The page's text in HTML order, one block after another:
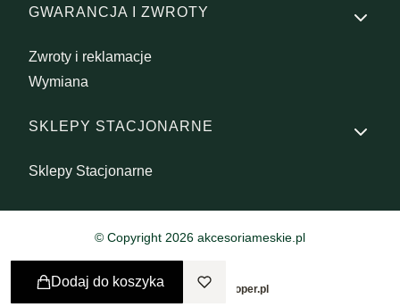
GWARANCJA I ZWROTY
Zwroty i reklamacje
Wymiana
SKLEPY STACJONARNE
Sklepy Stacjonarne
© Copyright 2026 akcesoriameskie.pl
Sklep internetowy Shoper.pl
Dodaj do koszyka